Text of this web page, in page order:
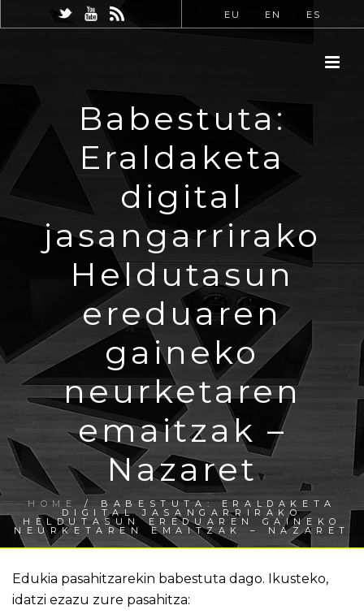
EU EN ES
Babestuta:
Eraldaketa
digital
jasangarrirako
Heldutasun
ereduaren
gaineko
neurketaren
emaitzak –
Nazaret
HOME/ BABESTUTA: ERALDAKETA
DIGITAL JASANGARRIRAKO
HELDUTASUN EREDUAREN GAINEKO
NEURKETAREN EMAITZAK – NAZARET
Edukia pasahitzarekin babestuta dago. Ikusteko,
idatzi ezazu zure pasahitza: